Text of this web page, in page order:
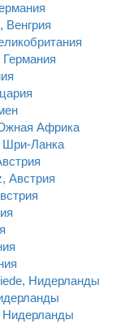
Венгрия
Африка
Шри-Ланка
Австрия
Нидерланды
Нидерланды